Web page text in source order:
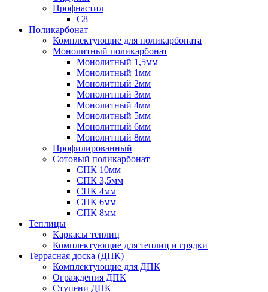
Профнастил
С8
Поликарбонат
Комплектующие для поликарбоната
Монолитный поликарбонат
Монолитный 1,5мм
Монолитный 1мм
Монолитный 2мм
Монолитный 3мм
Монолитный 4мм
Монолитный 5мм
Монолитный 6мм
Монолитный 8мм
Профилированный
Сотовый поликарбонат
СПК 10мм
СПК 3,5мм
СПК 4мм
СПК 6мм
СПК 8мм
Теплицы
Каркасы теплиц
Комплектующие для теплиц и грядки
Террасная доска (ДПК)
Комплектующие для ДПК
Ограждения ДПК
Ступени ДПК